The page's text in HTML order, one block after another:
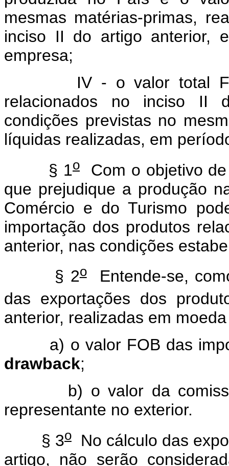
mesmas matérias-primas,
inciso II do artigo anterior,
empresa;
IV - o valor total
relacionados no inciso II
condições previstas no
líquidas realizadas, em
§ 1o
Com o objetivo
que prejudique a produção
Comércio e do Turismo
importação dos produtos
anterior, nas condições
§ 2oEntende-se,
das exportações dos
anterior, realizadas em
a) o valor FOB das
drawback;
b) o valor da
representante no exterior.
§ 3oNo cálculo das
artigo, não serão